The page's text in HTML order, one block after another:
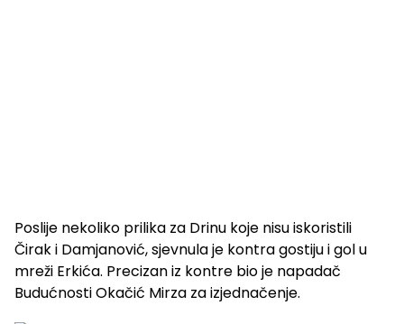
Poslije nekoliko prilika za Drinu koje nisu iskoristili
Čirak i Damjanović, sjevnula je kontra gostiju i gol u
mreži Erkića. Precizan iz kontre bio je napadač
Budućnosti Okačić Mirza za izjednačenje.